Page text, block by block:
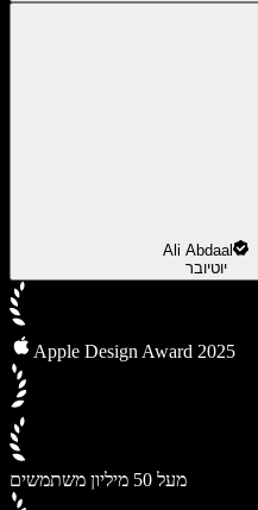
Ali Abdaal
יוטיובר
Apple Design Award 2025
מעל 50 מיליון משתמשים